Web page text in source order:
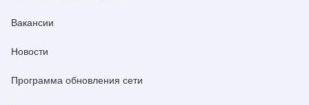
Вакансии
Новости
Программа обновления сети